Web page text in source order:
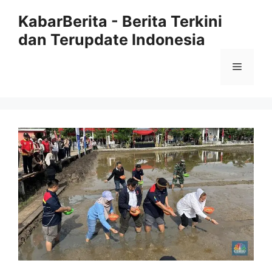
KabarBerita - Berita Terkini
dan Terupdate Indonesia
Menu